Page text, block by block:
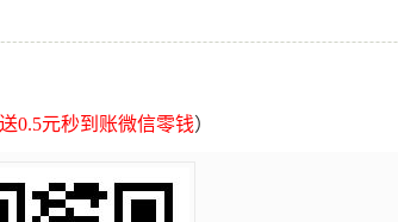
0.5元秒到账微信零钱）